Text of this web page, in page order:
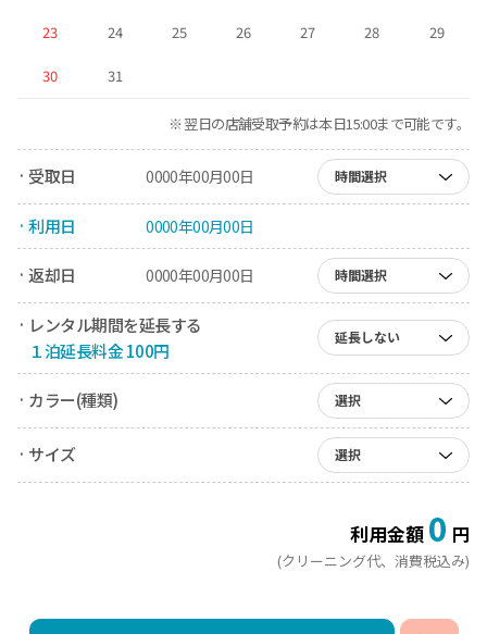
23 24 25 26 27 28 29
30 31
※ 翌日の店舗受取予約は本日15:00まで可能です。
· 受取日 0000年00月00日 時間選択
· 利用日 0000年00月00日
· 返却日 0000年00月00日 時間選択
· レンタル期間を延長する
１泊延長料金 100円
延長しない
· カラー(種類) 選択
· サイズ 選択
利用金額 0 円
(クリーニング代、消費税込み)